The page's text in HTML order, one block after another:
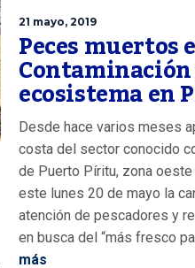
21 mayo, 2019
Peces muertos
ecosistema en
Desde hace varios meses
costa del sector conocido
de Puerto Píritu, zona
este lunes 20 de mayo la
atención de pescadores y
en busca del “más fresco
más